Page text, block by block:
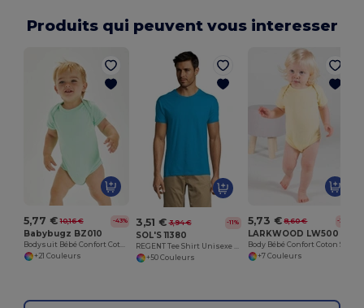
Produits qui peuvent vous interesser
5,77 € 10,16 € -43%
Babybugz BZ010
+21 Couleurs
3,51 € 3,94 € -11%
SOL'S 11380
+50 Couleurs
5,73 € 8,60 € -33%
LARKWOOD LW500
+7 Couleurs